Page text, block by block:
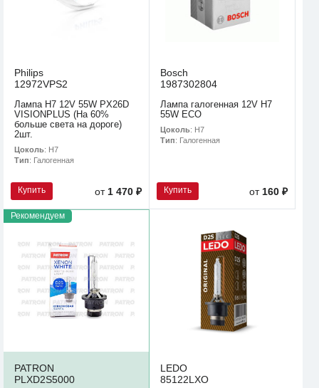
Philips
12972VPS2
Лампа H7 12V 55W PX26D
VISIONPLUS (На 60%
больше света на дороге)
2шт.
Цоколь: H7
Тип: Галогенная
Купить от1 470 ₽
Bosch
1987302804
Лампа галогенная 12V H7
55W ECO
Цоколь: H7
Тип: Галогенная
Купить от160 ₽
Рекомендуем
PATRON
PLXD2S5000
LEDO
85122LXO